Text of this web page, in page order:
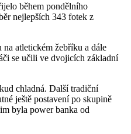
během pondělního
nejlepších 343 fotek z
atletickém žebříku a dále
se učili ve dvojicích základní
chladná. Další tradiční
ještě postavení po skupině
byla power banka od